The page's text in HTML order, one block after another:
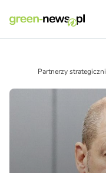
Partnerzy strategiczni